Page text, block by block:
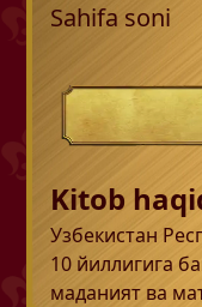
Sahifa soni
Kitob
Узбекистан
10 йиллигига
маданият ва